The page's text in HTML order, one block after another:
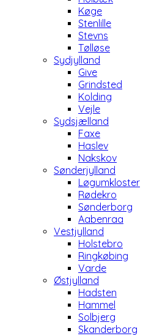
Køge
Stenlille
Stevns
Tølløse
Sydjylland
Give
Grindsted
Kolding
Vejle
Sydsjælland
Faxe
Haslev
Nakskov
Sønderjylland
Løgumkloster
Rødekro
Sønderborg
Aabenraa
Vestjylland
Holstebro
Ringkøbing
Varde
Østjylland
Hadsten
Hammel
Solbjerg
Skanderborg